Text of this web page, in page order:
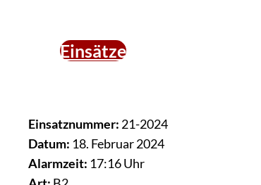
Einsätze
Einsatznummer: 21-2024
Datum: 18. Februar 2024
Alarmzeit: 17:16 Uhr